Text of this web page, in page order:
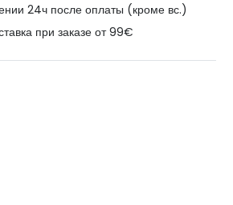
24ч после оплаты (кроме вс.)
при заказе от 99€